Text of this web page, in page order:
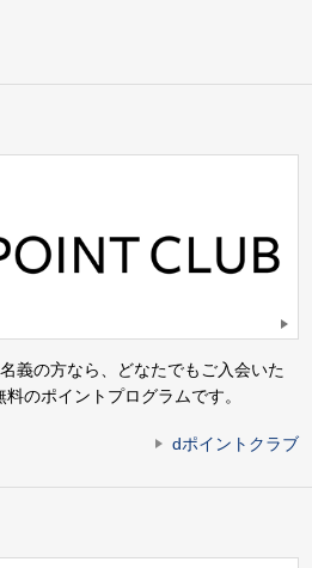
義の方なら、どなたでもご入会いた
のポイントプログラムです。
dポイントクラブ